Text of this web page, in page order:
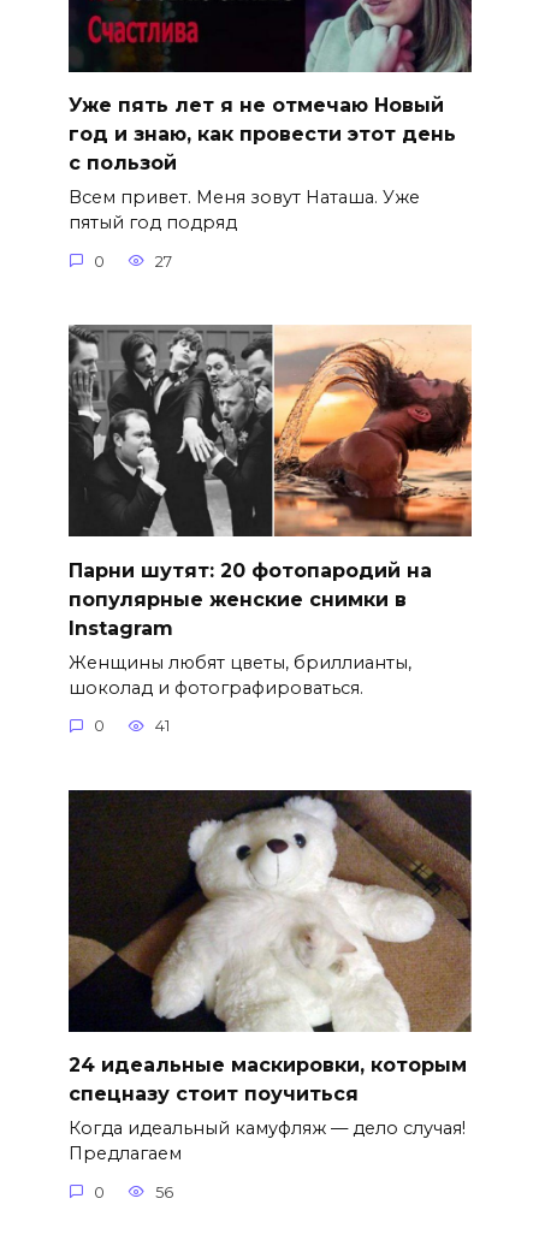
Уже пять лет я не отмечаю Новый
год и знаю, как провести этот день
с пользой
Всем привет. Меня зовут Наташа. Уже
пятый год подряд
0 27
Парни шутят: 20 фотопародий на
популярные женские снимки в
Instagram
Женщины любят цветы, бриллианты,
шоколад и фотографироваться.
0 41
24 идеальные маскировки, которым
спецназу стоит поучиться
Когда идеальный камуфляж — дело случая!
Предлагаем
0 56